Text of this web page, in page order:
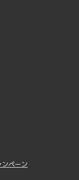
ンペーン